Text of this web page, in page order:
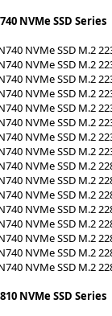
NVMe SSD Series
NVMe SSD M.2
NVMe SSD M.2
NVMe SSD M.2
NVMe SSD M.2
NVMe SSD M.2
NVMe SSD M.2
NVMe SSD M.2
NVMe SSD M.2
NVMe SSD M.2
NVMe SSD M.2
NVMe SSD M.2
NVMe SSD M.2
NVMe SSD M.2
NVMe SSD M.2
NVMe SSD M.2
NVMe SSD M.2
NVMe SSD Series